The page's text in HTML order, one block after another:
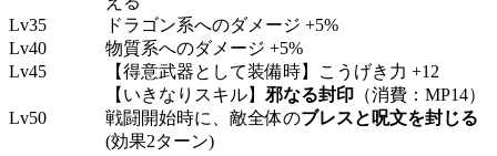
Lv35
ドラゴン系へのダメージ +5%
Lv40
物質系へのダメージ +5%
Lv45
【得意武器として装備時】こうげき力 +12
Lv50
【いきなりスキル】 邪なる封印 （消費：MP14）
戦闘開始時に、敵全体のブレスと呪文を封じる
(効果2ターン)